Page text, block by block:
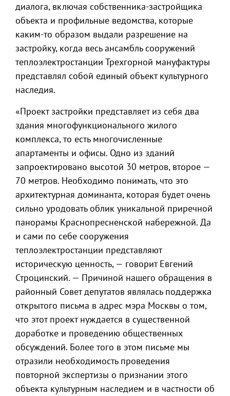
диалога, включая собственника-застройщика
объекта и профильные ведомства, которые
каким-то образом выдали разрешение на
застройку, когда весь ансамбль сооружений
теплоэлектростанции Трехгорной мануфактуры
представлял собой единый объект культурного
наследия.
«Проект застройки представляет из себя два
здания многофункционального жилого
комплекса, то есть многочисленные
апартаменты и офисы. Одно из зданий
запроектировано высотой 30 метров, второе —
70 метров. Необходимо понимать, что это
архитектурная доминанта, которая будет очень
сильно уродовать облик уникальной приречной
панорамы Краснопресненской набережной. Да
и сами по себе сооружения
теплоэлектростанции представляют
историческую ценность, — говорит Евгений
Строцинский. — Причиной нашего обращения в
районный Совет депутатов являлась поддержка
открытого письма в адрес мэра Москвы о том,
что этот проект нуждается в существенной
доработке и проведению общественных
обсуждений. Более того в этом письме мы
отразили необходимость проведения
повторной экспертизы о признании этого
объекта культурным наследием и в частности об